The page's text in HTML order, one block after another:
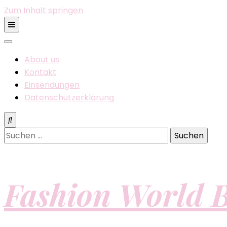
Zum Inhalt springen
About us
Kontakt
Einsendungen
Datenschutzerklärung
Suchen
nach:
Fashion World